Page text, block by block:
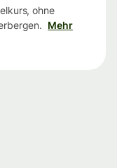
ohne
Mehr